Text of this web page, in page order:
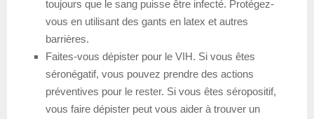
toujours que le sang puisse être infecté. Protégez-
vous en utilisant des gants en latex et autres
barrières.
Faites-vous dépister pour le VIH. Si vous êtes
séronégatif, vous pouvez prendre des actions
préventives pour le rester. Si vous êtes séropositif,
vous faire dépister peut vous aider à trouver un